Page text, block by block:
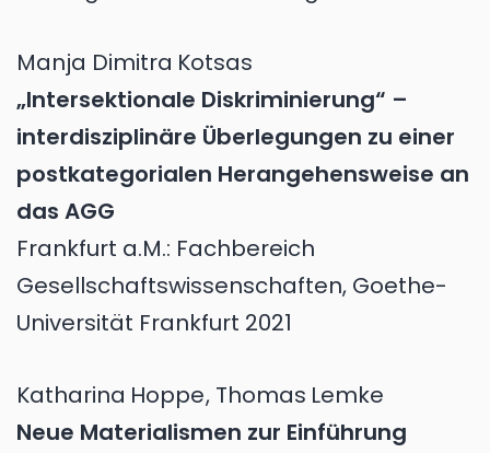
Manja Dimitra Kotsas
„Intersektionale Diskriminierung“ –
interdisziplinäre Überlegungen zu einer
postkategorialen Herangehensweise an
das AGG
Frankfurt a.M.: Fachbereich
Gesellschaftswissenschaften, Goethe-
Universität Frankfurt 2021
Katharina Hoppe, Thomas Lemke
Neue Materialismen zur Einführung